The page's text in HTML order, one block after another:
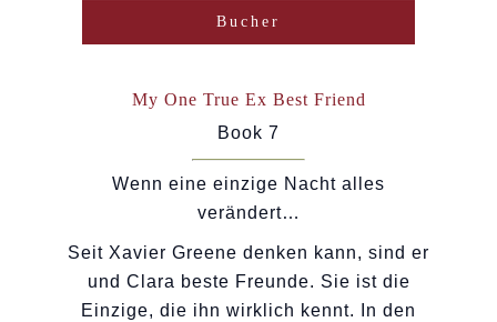
Bucher
My One True Ex Best Friend
Book 7
Wenn eine einzige Nacht alles
verändert…
Seit Xavier Greene denken kann, sind er
und Clara beste Freunde. Sie ist die
Einzige, die ihn wirklich kennt. In den